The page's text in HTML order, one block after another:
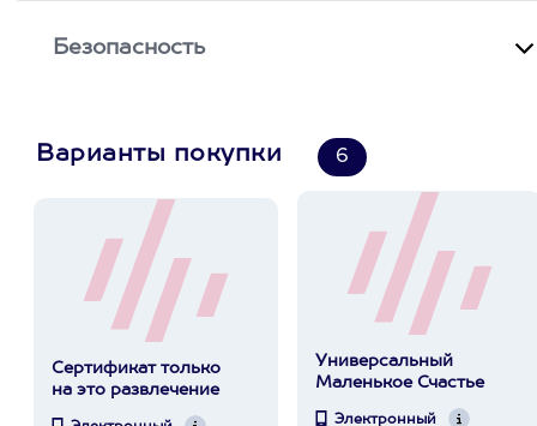
Безопасность
Варианты покупки 6
Сертификат только
на это развлечение
Универсальный
Маленькое Счастье
Электронный